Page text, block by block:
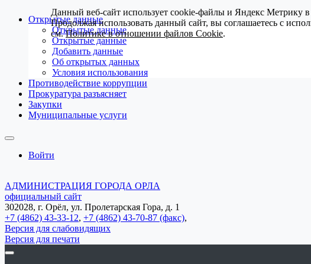
Открытые данные
Открытые данные
Открытые данные
Добавить данные
Об открытых данных
Условия использования
Противодействие коррупции
Прокуратура разъясняет
Закупки
Муниципальные услуги
Войти
АДМИНИСТРАЦИЯ ГОРОДА ОРЛА
официальный сайт
302028, г. Орёл, ул. Пролетарская Гора, д. 1
+7 (4862) 43-33-12, +7 (4862) 43-70-87 (факс),
Версия для слабовидящих
Версия для печати
Данный веб-сайт использует cookie-файлы и Яндекс Метрику
Продолжая использовать данный сайт, вы соглашаетесь с
см.Политике в отношении файлов Cookie.